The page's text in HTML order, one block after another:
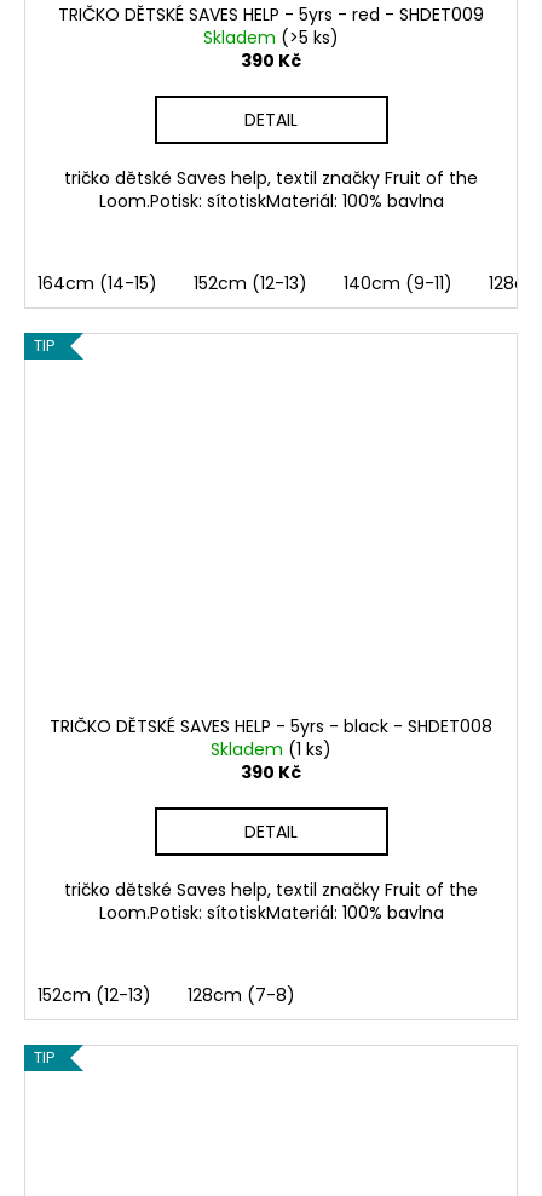
TRIČKO DĚTSKÉ SAVES HELP - 5yrs - red - SHDET009
Skladem (>5 ks)
390 Kč
DETAIL
tričko dětské Saves help, textil značky Fruit of the
Loom.Potisk: sítotiskMateriál: 100% bavlna
164cm (14-15) 152cm (12-13) 140cm (9-11)
TIP
TRIČKO DĚTSKÉ SAVES HELP - 5yrs - black - SHDET008
Skladem (1 ks)
390 Kč
DETAIL
tričko dětské Saves help, textil značky Fruit of the
Loom.Potisk: sítotiskMateriál: 100% bavlna
152cm (12-13) 128cm (7-8)
TIP